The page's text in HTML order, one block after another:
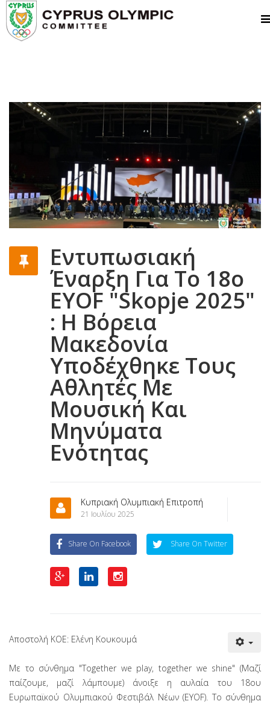
Εντυπωσιακή
Έναρξη Για Το 18ο
EYOF "Skopje 2025"
: Η Βόρεια
Μακεδονία
Υποδέχθηκε Τους
Αθλητές Με
Μουσική Και
Μηνύματα
Ενότητας
Κυπριακή Ολυμπιακή Επιτροπή
21 Ιουλίου 2025
Share On Facebook Share On Twitter
Αποστολή ΚΟΕ: Ελένη Κουκουμά
Με το σύνθημα "Together we play, together we shine" (Μαζί
παίζουμε, μαζί λάμπουμε) άνοιξε η αυλαία του 18ου
Ευρωπαϊκού Ολυμπιακού Φεστιβάλ Νέων (EYOF). Το σύνθημα